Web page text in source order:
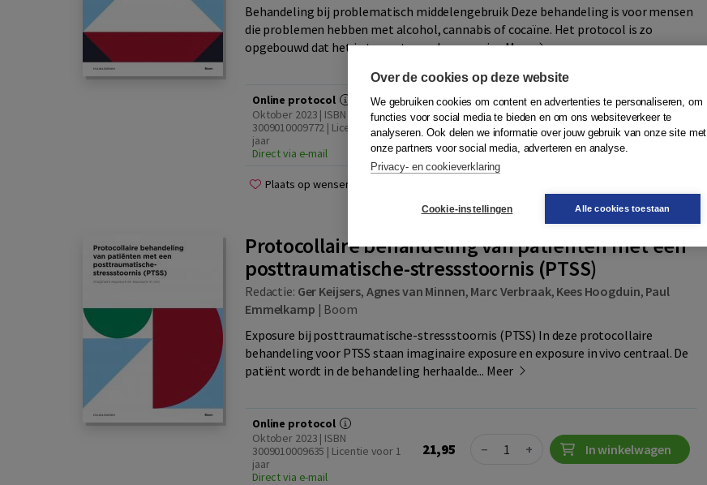
Behandeling bij problematisch middelengebruik Deze behandeling is voor mensen
die problemen hebben met alcohol, cannabis of cocaïne. Het protocol is zo
opgebouwd dat het in twee stepped care-varia...Meer
Online protocol
Oktober 2023 | ISBN
3009010009772 | Licentie voor 1
jaar
Direct via e-mail
21,95 Quantity
− + In winkelwagen
Plaats op wensenlijst
Protocollaire behandeling van patiënten met een
posttraumatische-stressstoornis (PTSS)
Redactie: Ger Keijsers, Agnes van Minnen, Marc Verbraak, Kees Hoogduin, Paul
Emmelkamp | Boom
Exposure bij posttraumatische-stressstoornis (PTSS) In deze protocollaire
behandeling voor PTSS staan imaginaire exposure en exposure in vivo centraal. De
patiënt wordt in de behandeling herhaalde... Meer
Online protocol
Oktober 2023 | ISBN
3009010009635 | Licentie voor 1
jaar
Direct via e-mail
21,95 Quantity
− + In winkelwagen
Over de cookies op deze website
We gebruiken cookies om content en advertenties te personaliseren, om
functies voor social media te bieden en om ons websiteverkeer te
analyseren. Ook delen we informatie over jouw gebruik van onze site met
onze partners voor social media, adverteren en analyse.
Privacy- en cookieverklaring
Cookie-instellingen Alle cookies toestaan